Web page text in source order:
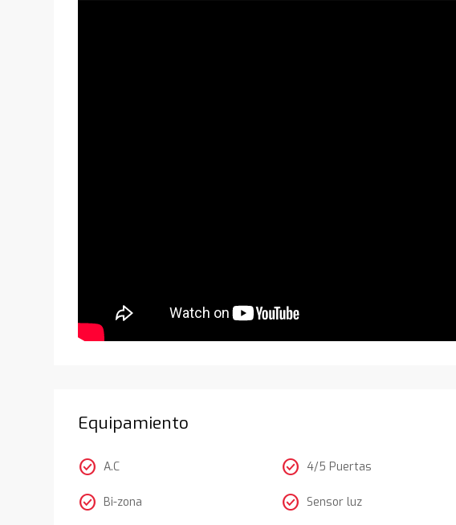
Equipamiento
check_circle A.C
check_circle Bi-zona
check_circle 4/5 Puertas
check_circle Sensor luz